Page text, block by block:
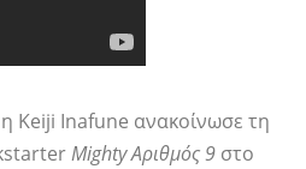
Keiji Inafune ανακοίνωσε τη
Mighty Αριθμός 9 στο